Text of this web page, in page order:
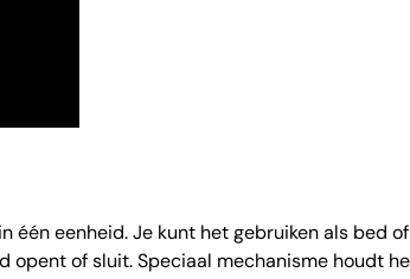
één eenheid. Je kunt het gebruiken als bed of
opent of sluit. Speciaal mechanisme houdt